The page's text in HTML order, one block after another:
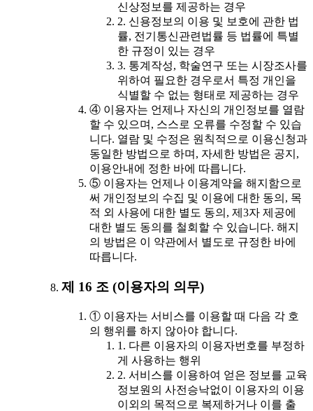
신상정보를 제공하는 경우
2. 신용정보의 이용 및 보호에 관한 법
률, 전기통신관련법률 등 법률에 특별
한 규정이 있는 경우
3. 통계작성, 학술연구 또는 시장조사를
위하여 필요한 경우로서 특정 개인을
식별할 수 없는 형태로 제공하는 경우
④ 이용자는 언제나 자신의 개인정보를 열람
할 수 있으며, 스스로 오류를 수정할 수 있습
니다. 열람 및 수정은 원칙적으로 이용신청과
동일한 방법으로 하며, 자세한 방법은 공지,
이용안내에 정한 바에 따릅니다.
⑤ 이용자는 언제나 이용계약을 해지함으로
써 개인정보의 수집 및 이용에 대한 동의, 목
적 외 사용에 대한 별도 동의, 제3자 제공에
대한 별도 동의를 철회할 수 있습니다. 해지
의 방법은 이 약관에서 별도로 규정한 바에
따릅니다.
제 16 조 (이용자의 의무)
① 이용자는 서비스를 이용할 때 다음 각 호
의 행위를 하지 않아야 합니다.
1. 다른 이용자의 이용자번호를 부정하
게 사용하는 행위
2. 서비스를 이용하여 얻은 정보를 교육
정보원의 사전승낙없이 이용자의 이용
이외의 목적으로 복제하거나 이를 출